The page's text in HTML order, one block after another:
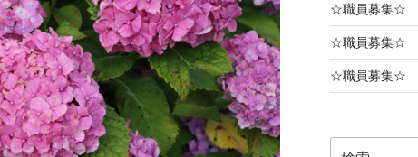
☆職員募集☆
☆職員募集☆
☆職員募集☆